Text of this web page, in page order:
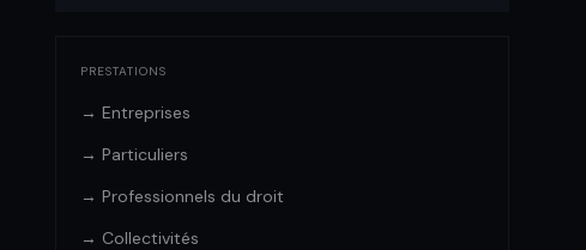
PRESTATIONS
→ Entreprises
→ Particuliers
→ Professionnels du droit
→ Collectivités